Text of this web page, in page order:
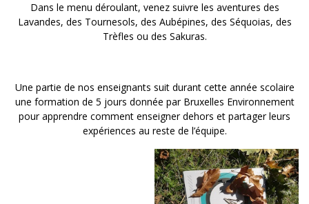
Dans le menu déroulant, venez suivre les aventures des
Lavandes, des Tournesols, des Aubépines, des Séquoias, des
Trèfles ou des Sakuras.
Une partie de nos enseignants suit durant cette année scolaire
une formation de 5 jours donnée par Bruxelles Environnement
pour apprendre comment enseigner dehors et partager leurs
expériences au reste de l’équipe.